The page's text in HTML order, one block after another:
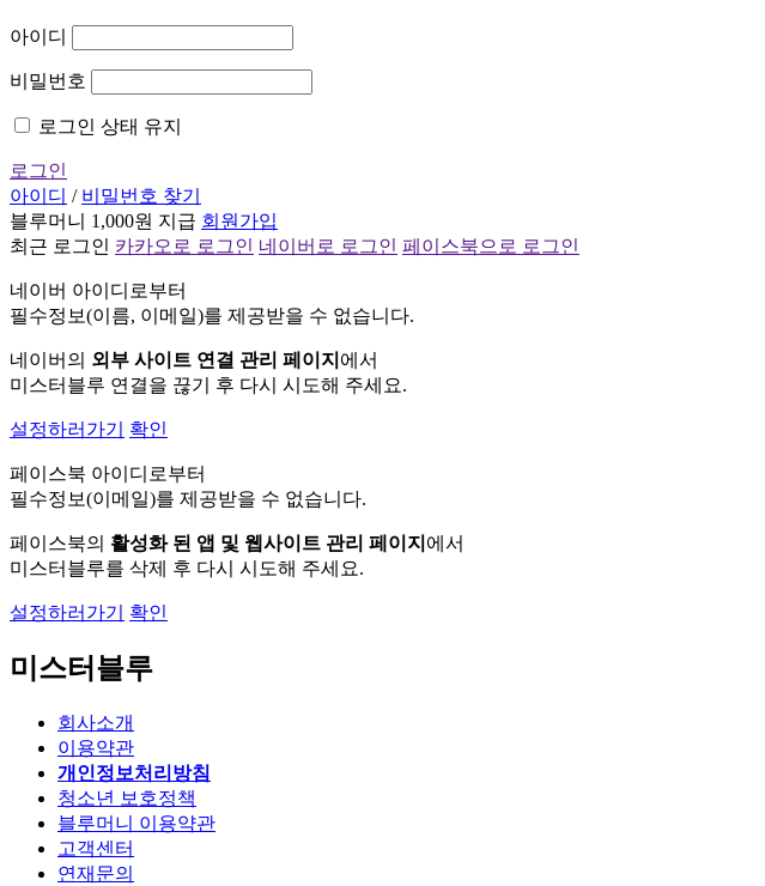
아이디
비밀번호
로그인 상태 유지
로그인
아이디 / 비밀번호 찾기
블루머니 1,000원 지급 회원가입
최근 로그인 카카오로 로그인 네이버로 로그인 페이스북으로 로그인
네이버 아이디로부터
필수정보(이름, 이메일)를 제공받을 수 없습니다.
네이버의 외부 사이트 연결 관리 페이지 에서
미스터블루 연결을 끊기 후 다시 시도해 주세요.
설정하러가기 확인
페이스북 아이디로부터
필수정보(이메일)를 제공받을 수 없습니다.
페이스북의 활성화 된 앱 및 웹사이트 관리 페이지 에서
미스터블루를 삭제 후 다시 시도해 주세요.
설정하러가기 확인
미스터블루
회사소개
이용약관
개인정보처리방침
청소년 보호정책
블루머니 이용약관
고객센터
연재문의